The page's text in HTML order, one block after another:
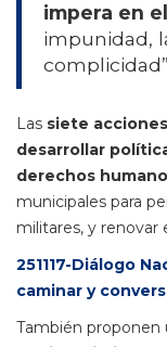
impera en
impunidad,
Las siete
desarrollar
derechos
municipales para
militares, y renovar
251117-Diálogo
caminar y
También proponen